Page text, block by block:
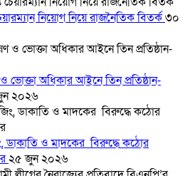
নিয়োগ নিয়ে রাজনৈতিক বিতর্ক৩০
ভোক্তা অধিকার আইনে তিন প্রতিষ্ঠান-
২০২৬
ডাকাতি ও মাদকের বিরুদ্ধে কঠোর
২৫ জুন ২০২৬